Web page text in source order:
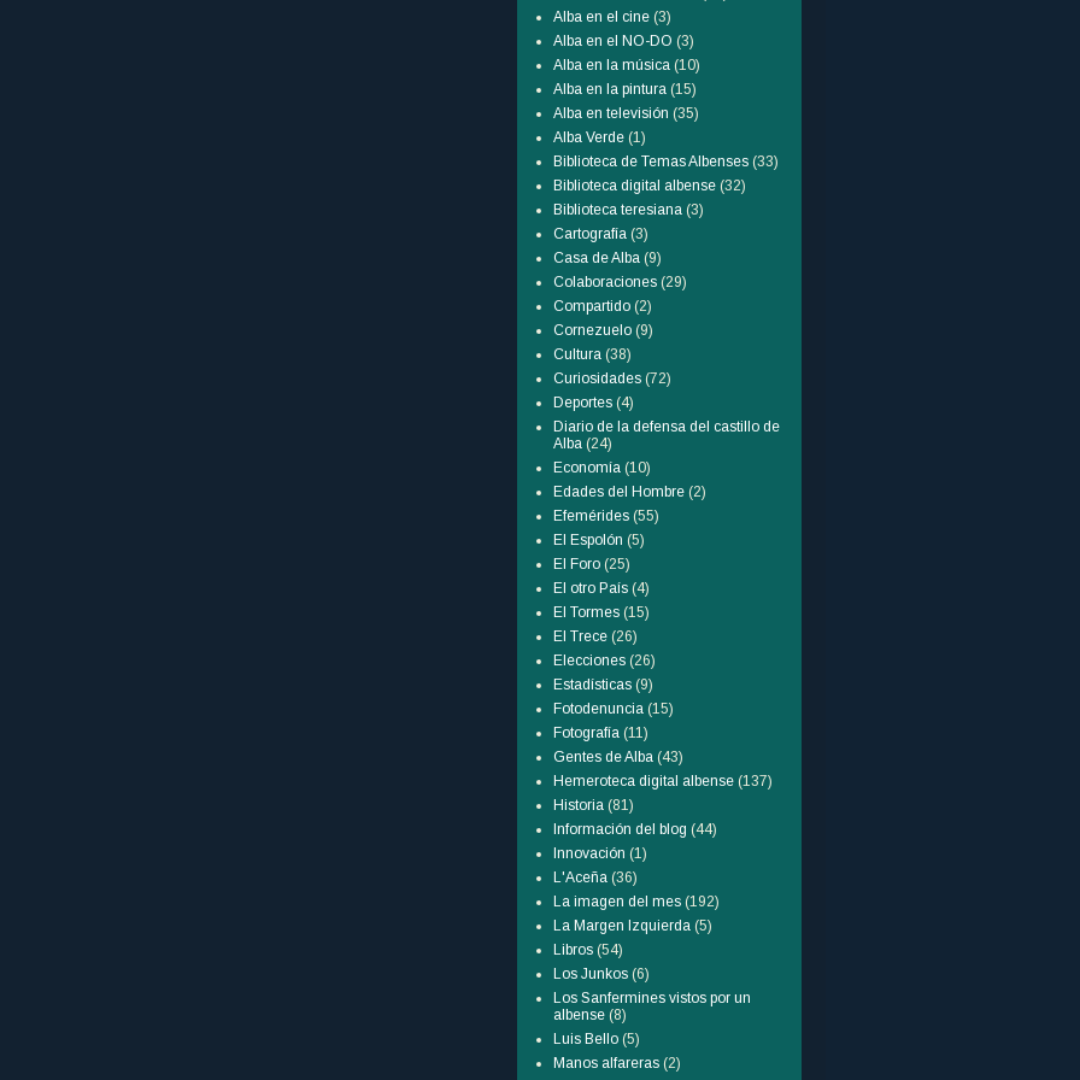
Alba en el cine (3)
Alba en el NO-DO (3)
Alba en la música (10)
Alba en la pintura (15)
Alba en televisión (35)
Alba Verde (1)
Biblioteca de Temas Albenses (33)
Biblioteca digital albense (32)
Biblioteca teresiana (3)
Cartografía (3)
Casa de Alba (9)
Colaboraciones (29)
Compartido (2)
Cornezuelo (9)
Cultura (38)
Curiosidades (72)
Deportes (4)
Diario de la defensa del castillo de
Alba (24)
Economía (10)
Edades del Hombre (2)
Efemérides (55)
El Espolón (5)
El Foro (25)
El otro País (4)
El Tormes (15)
El Trece (26)
Elecciones (26)
Estadísticas (9)
Fotodenuncia (15)
Fotografía (11)
Gentes de Alba (43)
Hemeroteca digital albense (137)
Historia (81)
Información del blog (44)
Innovación (1)
L'Aceña (36)
La imagen del mes (192)
La Margen Izquierda (5)
Libros (54)
Los Junkos (6)
Los Sanfermines vistos por un
albense (8)
Luis Bello (5)
Manos alfareras (2)